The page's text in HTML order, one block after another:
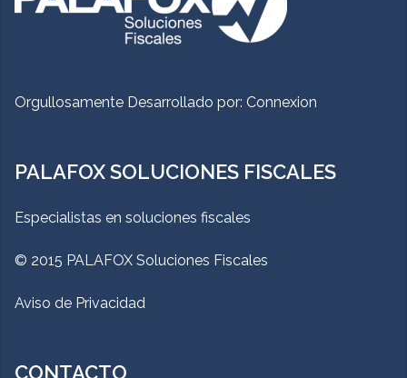
Orgullosamente Desarrollado por: Connexion
PALAFOX SOLUCIONES FISCALES
Especialistas en soluciones fiscales
© 2015 PALAFOX Soluciones Fiscales
Aviso de Privacidad
CONTACTO